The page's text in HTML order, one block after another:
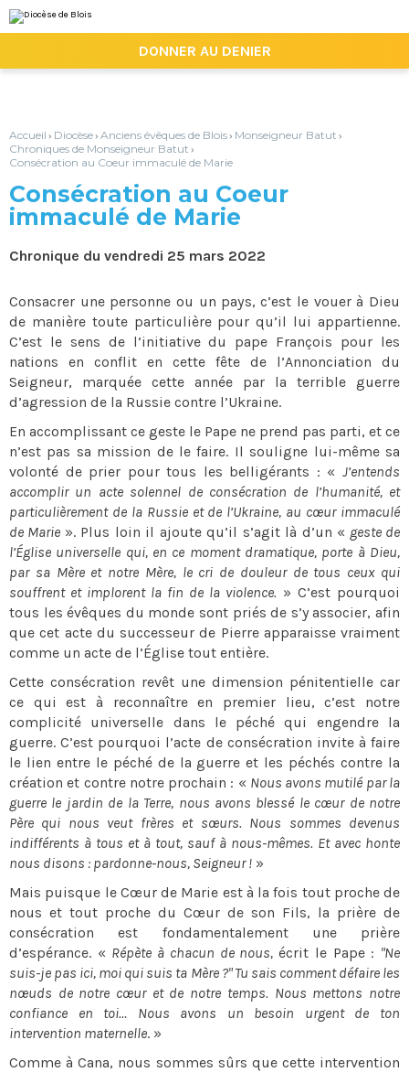
au
contenu.
la
personnels
DONNER AU DENIER
Accueil › Diocèse› Anciens évêques de Blois› Monseigneur Batut ›
Chroniques de Monseigneur Batut ›
Consécration au Coeur immaculé de Marie
Consécration au Coeur
immaculé de Marie
Chronique du vendredi 25 mars 2022
Consacrer une personne ou un pays, c’est le vouer à Dieu
de manière toute particulière pour qu’il lui appartienne.
C’est le sens de l’initiative du pape François pour les
nations en conflit en cette fête de l’Annonciation du
Seigneur, marquée cette année par la terrible guerre
d’agression de la Russie contre l’Ukraine.
En accomplissant ce geste le Pape ne prend pas parti, et ce
n’est pas sa mission de le faire. Il souligne lui-même sa
volonté de prier pour tous les belligérants : « J’entends
accomplir un acte solennel de consécration de l’humanité, et
particulièrement de la Russie et de l’Ukraine, au cœur immaculé
de Marie ». Plus loin il ajoute qu’il s’agit là d’un « geste de
l’Église universelle qui, en ce moment dramatique, porte à Dieu,
par sa Mère et notre Mère, le cri de douleur de tous ceux qui
souffrent et implorent la fin de la violence. » C’est pourquoi
tous les évêques du monde sont priés de s’y associer, afin
que cet acte du successeur de Pierre apparaisse vraiment
comme un acte de l’Église tout entière.
Cette consécration revêt une dimension pénitentielle car
ce qui est à reconnaître en premier lieu, c’est notre
complicité universelle dans le péché qui engendre la
guerre. C’est pourquoi l’acte de consécration invite à faire
le lien entre le péché de la guerre et les péchés contre la
création et contre notre prochain : « Nous avons mutilé par la
guerre le jardin de la Terre, nous avons blessé le cœur de notre
Père qui nous veut frères et sœurs. Nous sommes devenus
indifférents à tous et à tout, sauf à nous-mêmes. Et avec honte
nous disons : pardonne-nous, Seigneur ! »
Mais puisque le Cœur de Marie est à la fois tout proche de
nous et tout proche du Cœur de son Fils, la prière de
consécration est fondamentalement une prière
d’espérance. « Répète à chacun de nous,écrit le Pape : "Ne
suis-je pas ici, moi qui suis ta Mère ?" Tu sais comment défaire les
nœuds de notre cœur et de notre temps. Nous mettons notre
confiance en toi… Nous avons un besoin urgent de ton
intervention maternelle. »
Comme à Cana, nous sommes sûrs que cette intervention